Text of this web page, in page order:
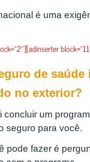
é uma
de
no exterior?
um
seguro para você.
pode fazer é